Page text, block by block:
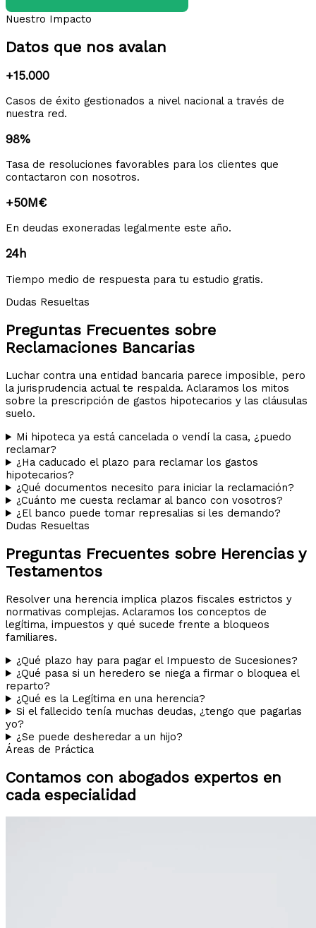
Nuestro Impacto
Datos que nos avalan
+15.000
Casos de éxito gestionados a nivel nacional a través de
nuestra red.
98%
Tasa de resoluciones favorables para los clientes que
contactaron con nosotros.
+50M€
En deudas exoneradas legalmente este año.
24h
Tiempo medio de respuesta para tu estudio gratis.
Dudas Resueltas
Preguntas Frecuentes sobre
Reclamaciones Bancarias
Luchar contra una entidad bancaria parece imposible, pero
la jurisprudencia actual te respalda. Aclaramos los mitos
sobre la prescripción de gastos hipotecarios y las cláusulas
suelo.
Mi hipoteca ya está cancelada o vendí la casa, ¿puedo
reclamar?
¿Ha caducado el plazo para reclamar los gastos
hipotecarios?
¿Qué documentos necesito para iniciar la reclamación?
¿Cuánto me cuesta reclamar al banco con vosotros?
¿El banco puede tomar represalias si les demando?
Dudas Resueltas
Preguntas Frecuentes sobre Herencias y
Testamentos
Resolver una herencia implica plazos fiscales estrictos y
normativas complejas. Aclaramos los conceptos de
legítima, impuestos y qué sucede frente a bloqueos
familiares.
¿Qué plazo hay para pagar el Impuesto de Sucesiones?
¿Qué pasa si un heredero se niega a firmar o bloquea el
reparto?
¿Qué es la Legítima en una herencia?
Si el fallecido tenía muchas deudas, ¿tengo que pagarlas
yo?
¿Se puede desheredar a un hijo?
Áreas de Práctica
Contamos con abogados expertos en
cada especialidad